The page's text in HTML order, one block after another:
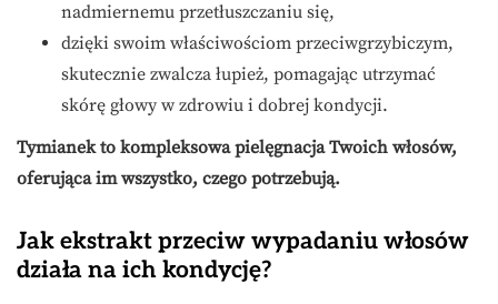
nadmiernemu przetłuszczaniu się,
dzięki swoim właściwościom przeciwgrzybiczym,
skutecznie zwalcza łupież, pomagając utrzymać
skórę głowy w zdrowiu i dobrej kondycji.
Tymianek to kompleksowa pielęgnacja Twoich włosów,
oferująca im wszystko, czego potrzebują.
Jak ekstrakt przeciw wypadaniu włosów
działa na ich kondycję?